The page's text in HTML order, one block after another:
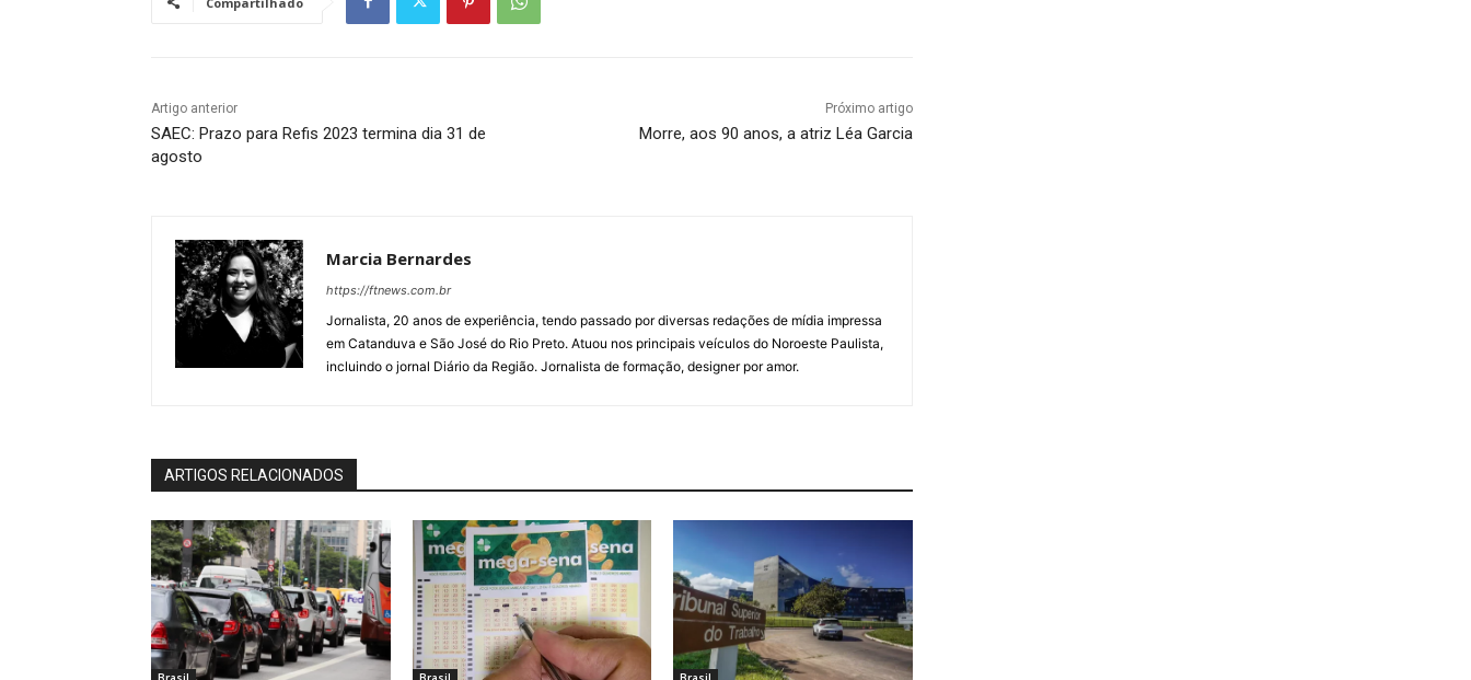
Artigo anterior
SAEC: Prazo para Refis 2023 termina dia 31 de
agosto
Próximo artigo
Morre, aos 90 anos, a atriz Léa Garcia
Marcia Bernardes
https://ftnews.com.br
Jornalista, 20 anos de experiência, tendo passado por diversas redações de mídia impressa
em Catanduva e São José do Rio Preto. Atuou nos principais veículos do Noroeste Paulista,
incluindo o jornal Diário da Região. Jornalista de formação, designer por amor.
ARTIGOS RELACIONADOS